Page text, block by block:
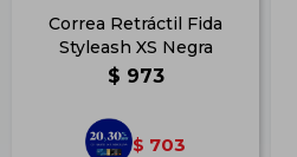
Correa Retráctil Fida
Styleash XS Negra
$ 973
$ 703